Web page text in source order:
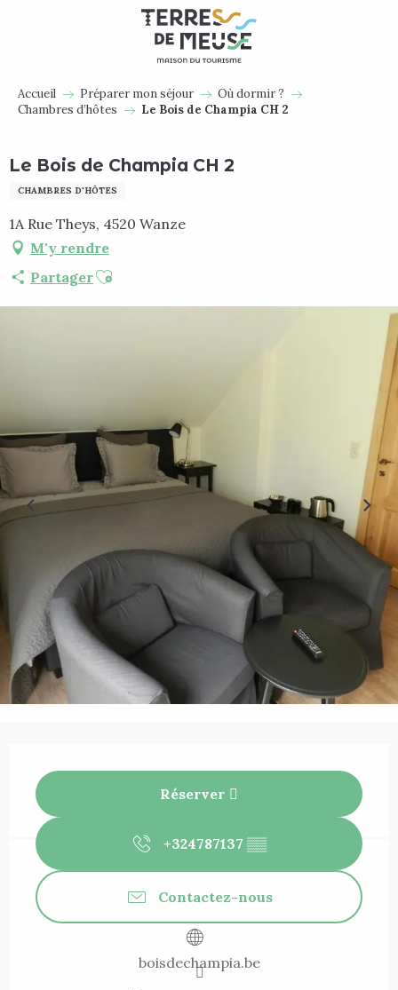
Accueil Préparer mon séjour
Où dormir ?
Chambres d’hôtes
Le Bois de Champia CH 2
Le Bois de Champia CH 2
CHAMBRES D'HÔTES
1A Rue Theys, 4520 Wanze
M'y rendre
PartagerAjouter aux favoris
Réserver
+324787137 ▒▒
Contactez-nous
boisdechampia.be